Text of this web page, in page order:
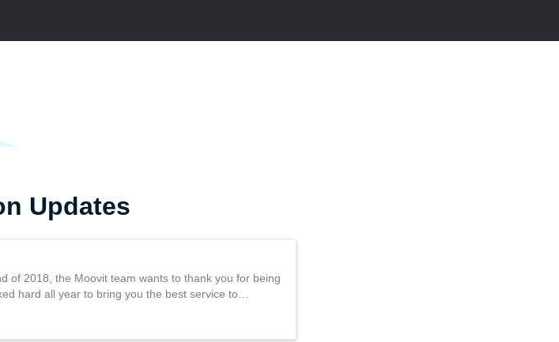
Updates
of 2018, the Moovit team wants to thank you for being
hard all year to bring you the best service to…